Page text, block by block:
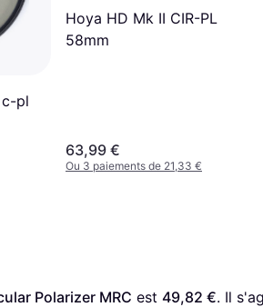
pl
Hoya HD Mk II CIR-PL
58mm
63,99 €
Ou 3 paiements de 21,33 €
Polarizer MRC est 49,82 €. Il